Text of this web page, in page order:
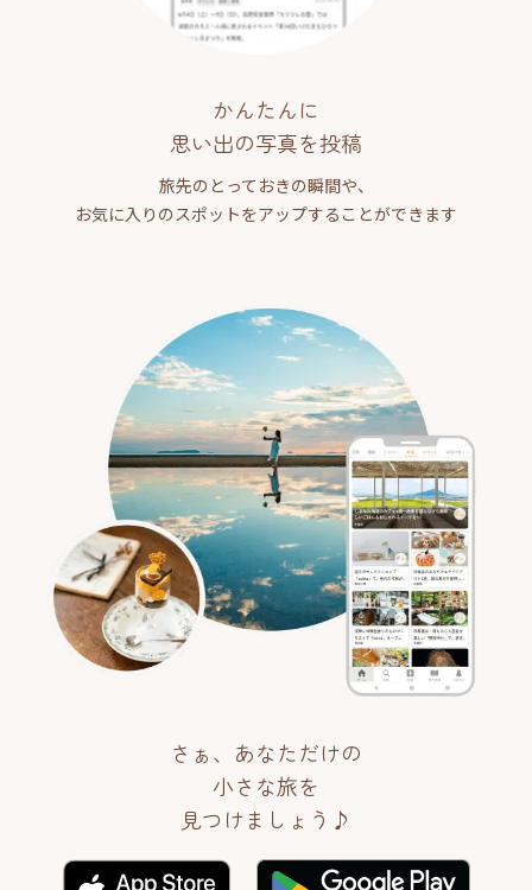
かんたんに
思い出の写真を投稿
旅先のとっておきの瞬間や、
お気に入りのスポットをアップすることができます
さぁ、あなただけの
小さな旅を
見つけましょう♪